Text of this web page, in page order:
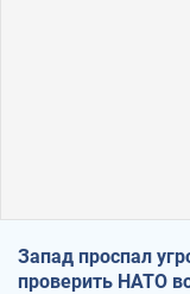
Запад проспал
проверить НАТО